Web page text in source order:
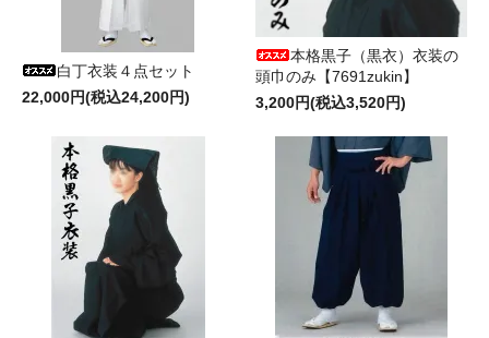
白丁衣装４点セット
22,000円(税込24,200円)
本格黒子（黒衣）衣装の
頭巾のみ【7691zukin】
3,200円(税込3,520円)